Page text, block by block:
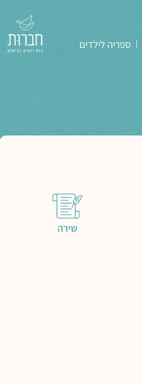
ספריה לילדים
שירה